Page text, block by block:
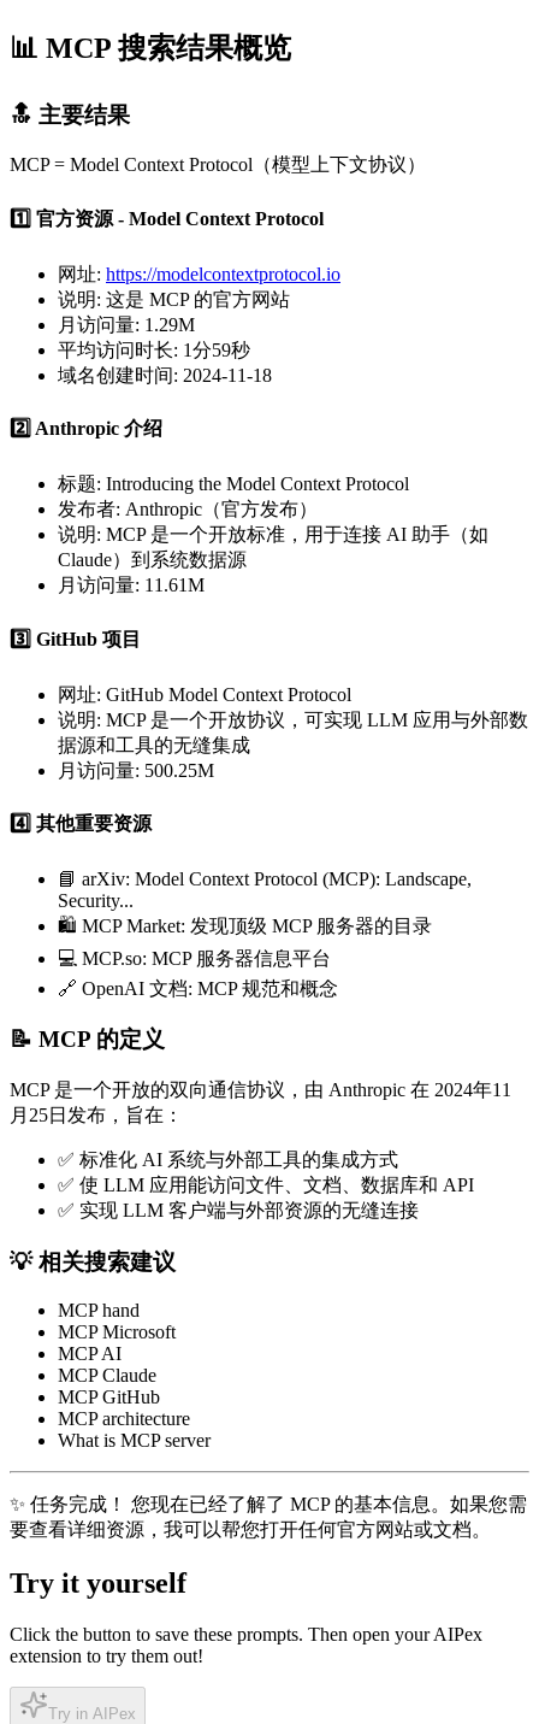
📊 MCP 搜索结果概览
🔝 主要结果
MCP = Model Context Protocol（模型上下文协议）
1️⃣ 官方资源 - Model Context Protocol
网址: https://modelcontextprotocol.io
说明: 这是 MCP 的官方网站
月访问量: 1.29M
平均访问时长: 1分59秒
域名创建时间: 2024-11-18
2️⃣ Anthropic 介绍
标题: Introducing the Model Context Protocol
发布者: Anthropic（官方发布）
说明: MCP 是一个开放标准，用于连接 AI 助手（如
Claude）到系统数据源
月访问量: 11.61M
3️⃣ GitHub 项目
网址: GitHub Model Context Protocol
说明: MCP 是一个开放协议，可实现 LLM 应用与外部数
据源和工具的无缝集成
月访问量: 500.25M
4️⃣ 其他重要资源
📘 arXiv: Model Context Protocol (MCP): Landscape,
Security...
🛍️ MCP Market: 发现顶级 MCP 服务器的目录
💻 MCP.so: MCP 服务器信息平台
🔗 OpenAI 文档: MCP 规范和概念
📝 MCP 的定义
MCP 是一个开放的双向通信协议 ，由 Anthropic 在 2024年11
月25日 发布，旨在：
✅ 标准化 AI 系统与外部工具的集成方式
✅ 使 LLM 应用能访问文件、文档、数据库和 API
✅ 实现 LLM 客户端与外部资源的无缝连接
💡 相关搜索建议
MCP hand
MCP Microsoft
MCP AI
MCP Claude
MCP GitHub
MCP architecture
What is MCP server
✨ 任务完成！
您现在已经了解了 MCP 的基本信息。如果您需
要查看详细资源，我可以帮您打开任何官方网站或文档。
Try it yourself
Click the button to save these prompts. Then open your AIPex
extension to try them out!
Try in AIPex